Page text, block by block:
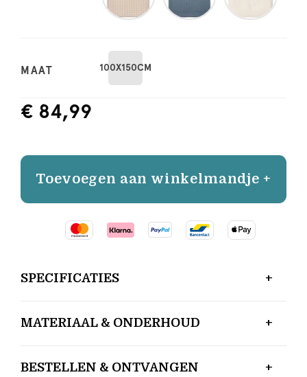
MAAT 100X150CM
€ 84,99
Toevoegen aan winkelmandje +
SPECIFICATIES
MATERIAAL & ONDERHOUD
BESTELLEN & ONTVANGEN